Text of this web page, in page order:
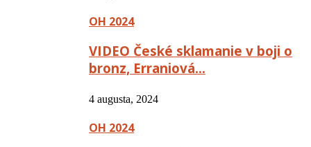
OH 2024
VIDEO České sklamanie v boji o
bronz, Erraniová…
4 augusta, 2024
OH 2024